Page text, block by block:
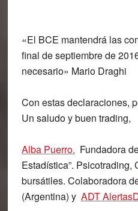
«El BCE mantendrá las
final de septiembre de
necesario» Mario Draghi
Con estas declaraciones,
Un saludo y buen trading,
Alba Puerro. Fundadora
Estadística”. Psicotrading,
bursátiles. Colaboradora
(Argentina) y ADT